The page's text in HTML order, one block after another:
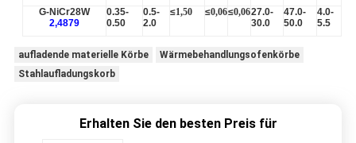
G-NiCr28W
2,4879
0.35-
0.50
0.5-
2.0
≤1,50 ≤0,06≤0,0627.0-
30.0
47.0-
50.0
4.0-
5.5
aufladende materielle Körbe
Wärmebehandlungsofenkörbe
Stahlaufladungskorb
Erhalten Sie den besten Preis für